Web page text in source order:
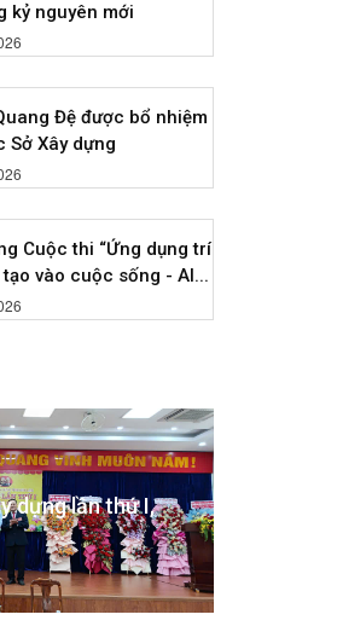
kỷ nguyên mới
Đệ được bổ nhiệm
Sở Xây dựng
Cuộc thi “Ứng dụng trí
vào cuộc sống - AI...
dựng lần thứ I,